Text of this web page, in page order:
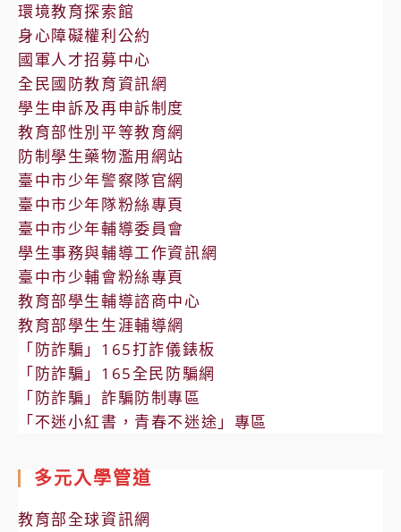
環境教育探索館
身心障礙權利公約
國軍人才招募中心
全民國防教育資訊網
學生申訴及再申訴制度
教育部性別平等教育網
防制學生藥物濫用網站
臺中市少年警察隊官網
臺中市少年隊粉絲專頁
臺中市少年輔導委員會
學生事務與輔導工作資訊網
臺中市少輔會粉絲專頁
教育部學生輔導諮商中心
教育部學生生涯輔導網
「防詐騙」165打詐儀錶板
「防詐騙」165全民防騙網
「防詐騙」詐騙防制專區
「不迷小紅書，青春不迷途」專區
多元入學管道
教育部全球資訊網